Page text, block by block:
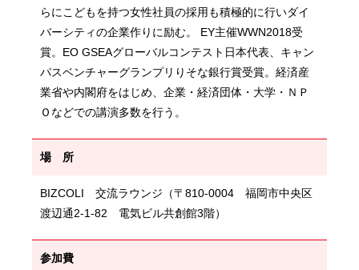
らにこどもを持つ女性社員の採用も積極的に行いダイ
バーシティの企業作りに励む。 EY主催WWN2018受
賞。EO GSEAグローバルコンテスト日本代表、キャン
パスベンチャーグランプリりそな銀行賞受賞。経済産
業省や内閣府をはじめ、企業・経済団体・大学・ＮＰ
Ｏなどでの講演多数を行う。
場 所
BIZCOLI 交流ラウンジ（〒810-0004 福岡市中央区
渡辺通2-1-82 電気ビル共創館3階）
参加費